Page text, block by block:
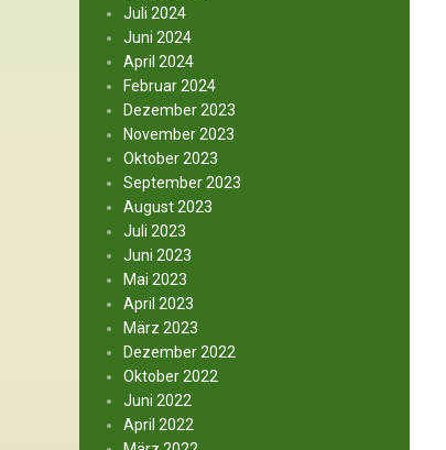
Juli 2024
Juni 2024
April 2024
Februar 2024
Dezember 2023
November 2023
Oktober 2023
September 2023
August 2023
Juli 2023
Juni 2023
Mai 2023
April 2023
März 2023
Dezember 2022
Oktober 2022
Juni 2022
April 2022